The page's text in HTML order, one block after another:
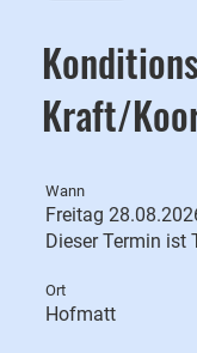
Kraft/
Wann
Freitag
Dieser Termin ist
Ort
Hofmatt